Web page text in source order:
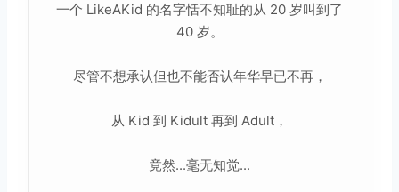
一个 LikeAKid 的名字恬不知耻的从 20 岁叫到了
40 岁。
尽管不想承认但也不能否认年华早已不再，
从 Kid 到 Kidult 再到 Adult，
竟然...毫无知觉...